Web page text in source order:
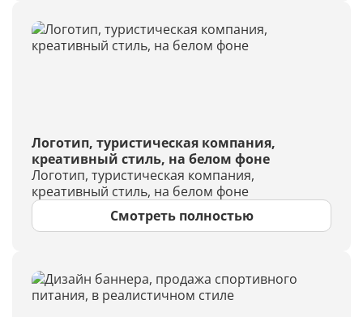
Логотип, туристическая компания,
креативный стиль, на белом фоне
Логотип, туристическая компания,
креативный стиль, на белом фоне
Смотреть полностью